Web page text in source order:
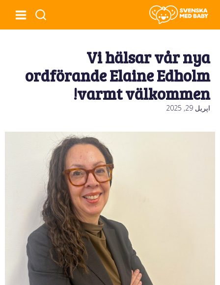
Vi hälsar vår nya
ordförande Elaine Edholm
varmt välkommen!
اپریل 29, 2025